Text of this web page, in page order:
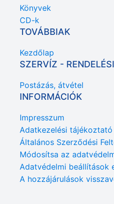
Könyvek
CD-k
TOVÁBBIAK
Kezdőlap
SZERVÍZ -
Postázás, átvétel
INFORMÁCIÓK
Impresszum
Adatkezelési tájékoztató
Általános Szerződési
Módosítsa az
Adatvédelmi beállítások
A hozzájárulások